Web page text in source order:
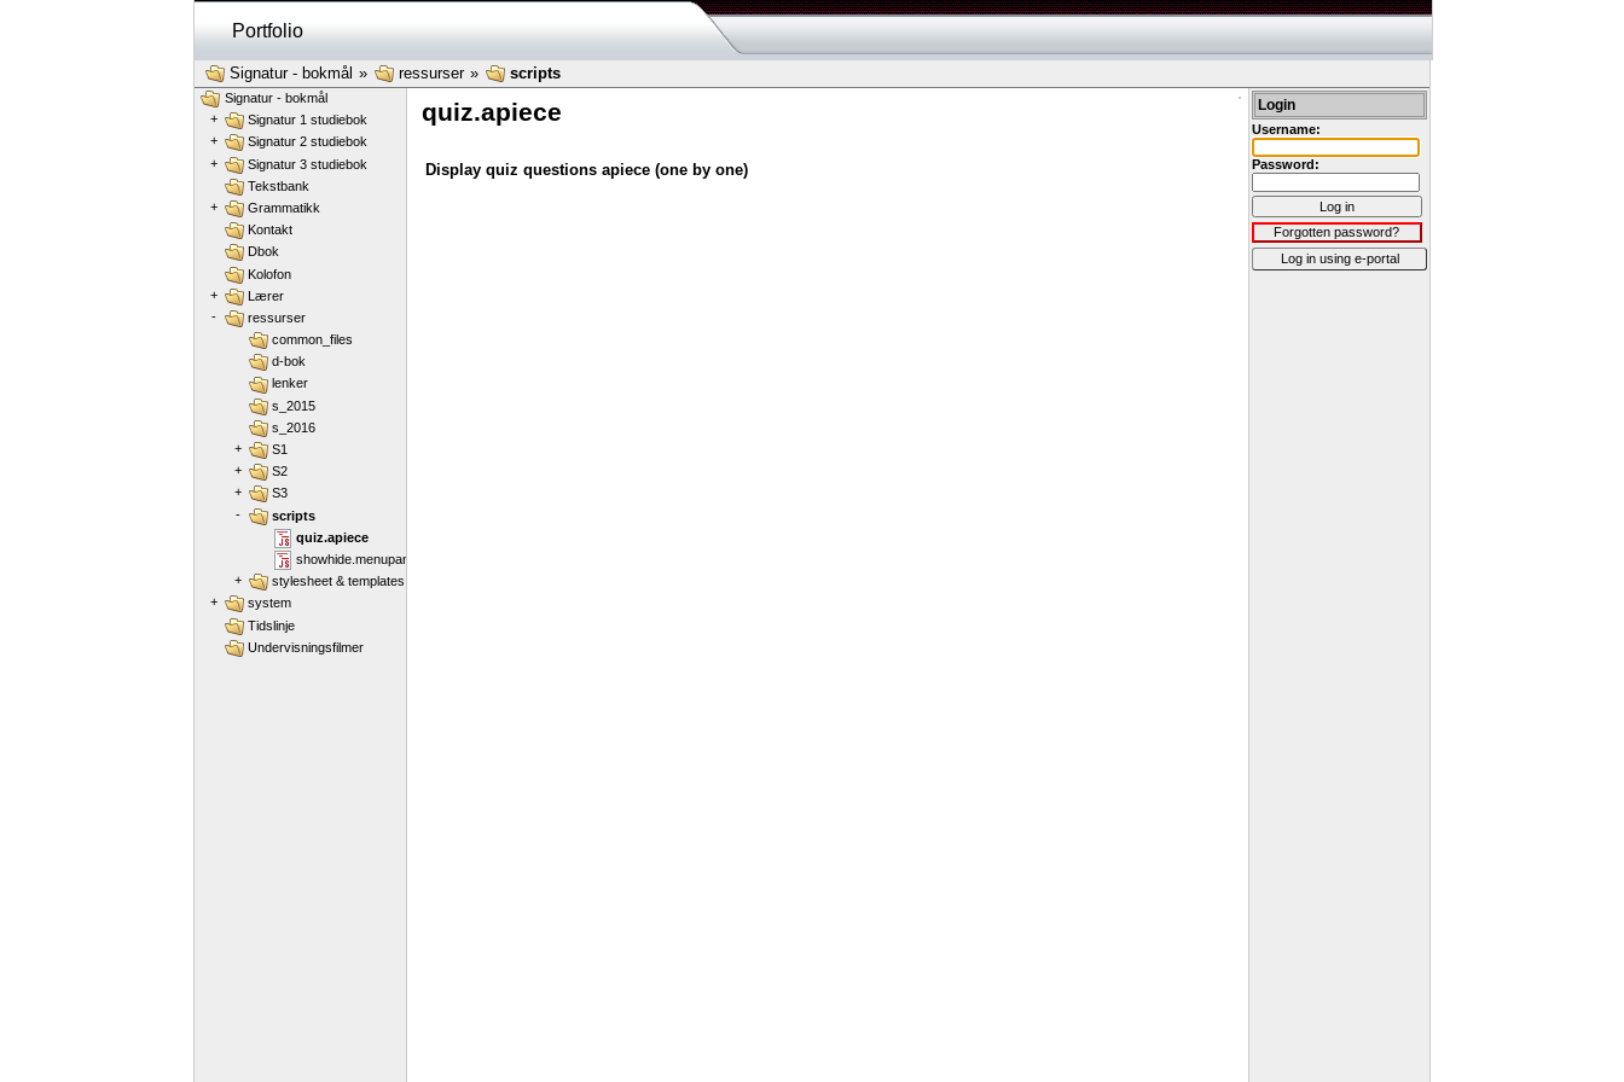
Portfolio
Signatur - bokmål » ressurser» scripts
quiz.apiece
Display quiz questions apiece (one by one)
Signatur - bokmål
+
Signatur 1 studiebok
+
Signatur 2 studiebok
+
Signatur 3 studiebok
Tekstbank
+
Grammatikk
Kontakt
Dbok
Kolofon
+
Lærer
-
ressurser
common_files
d-bok
lenker
s_2015
s_2016
+
S1
+
S2
+
S3
-
scripts
quiz.apiece
showhide.menupanels
+
stylesheet & templates
+
system
Tidslinje
Undervisningsfilmer
Login
Username:
Password:
Log in
Forgotten password?
Log in using e-portal